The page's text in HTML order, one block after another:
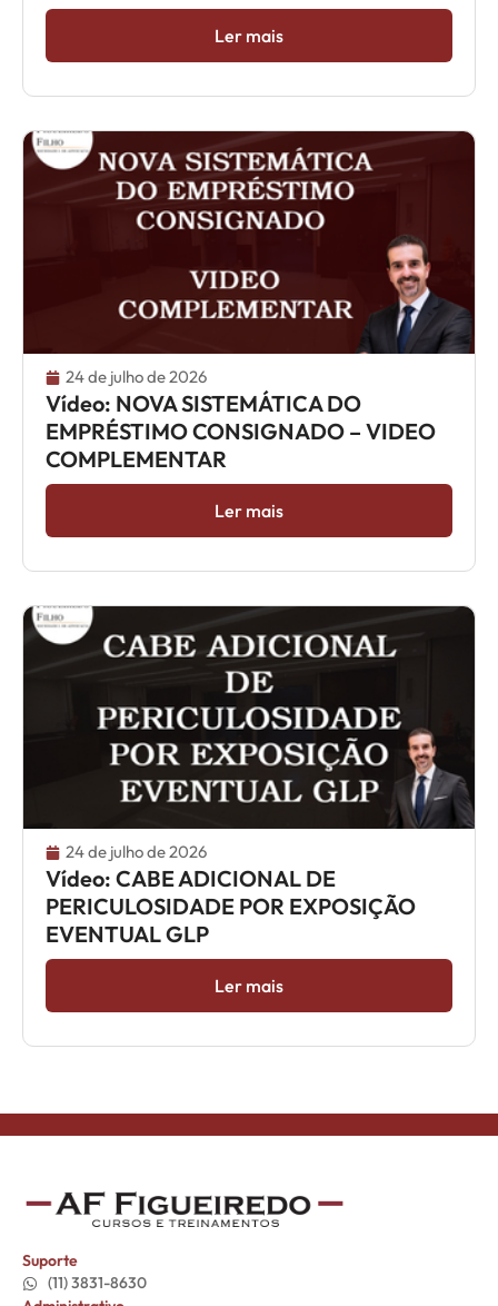
Ler mais
24 de julho de 2026
Vídeo: NOVA SISTEMÁTICA DO
EMPRÉSTIMO CONSIGNADO – VIDEO
COMPLEMENTAR
Ler mais
24 de julho de 2026
Vídeo: CABE ADICIONAL DE
PERICULOSIDADE POR EXPOSIÇÃO
EVENTUAL GLP
Ler mais
Suporte
(11) 3831-8630